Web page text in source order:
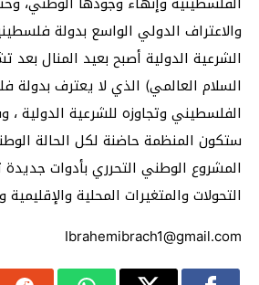
والاعتراف الدولي الواسع بدولة
الشرعية الدولية أصبح بعيد المنال
السلام العالمي) الذي لا يعترف بدولة
الفلسطيني وتجاوزه للشرعية الدولية
ستكون المنظمة حاضنة لكل الحالة
المشروع الوطني التحرري بأدوات جديدة
التحولات والمتغيرات المحلية والإقليمية
Ibrahemibrach1@gmail.com